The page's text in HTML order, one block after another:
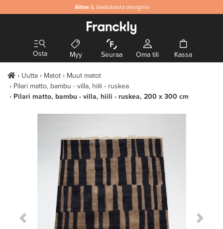
Aitoa & laadukasta designia
Osta Myy Seuraa Oma tili Kassa
Uutta Matot
Muut matot
Pilari matto, bambu - villa, hiili - ruskea
Pilari matto, bambu - villa, hiili - ruskea, 200 x 300 cm
Previous Slide Next